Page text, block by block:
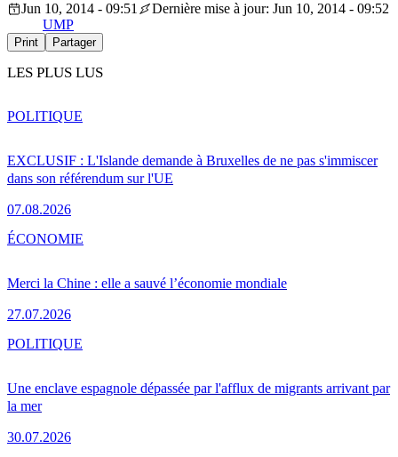
Jun 10, 2014 - 09:51
Dernière mise à jour: Jun 10, 2014 - 09:52
UMP
Print Partager
LES PLUS LUS
EXCLUSIF : L'Islande demande à Bruxelles de ne pas s'immiscer
dans son référendum sur l'UE
07.08.2026
POLITIQUE
Merci la Chine : elle a sauvé l’économie mondiale
27.07.2026
ÉCONOMIE
Une enclave espagnole dépassée par l'afflux de migrants arrivant par
la mer
30.07.2026
POLITIQUE